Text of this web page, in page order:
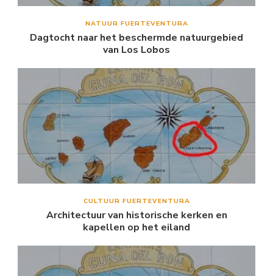
NATUUR FUERTEVENTURA
Dagtocht naar het beschermde natuurgebied
van Los Lobos
CULTUUR FUERTEVENTURA
Architectuur van historische kerken en
kapellen op het eiland